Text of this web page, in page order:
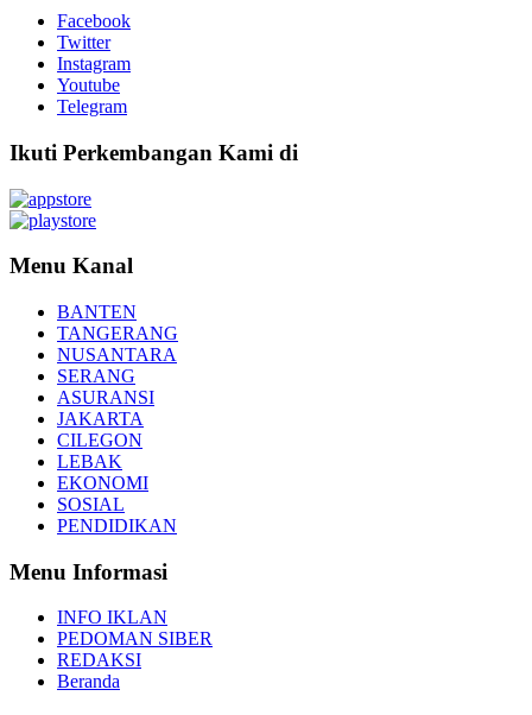
Facebook
Twitter
Instagram
Youtube
Telegram
Ikuti Perkembangan Kami di
Menu Kanal
BANTEN
TANGERANG
NUSANTARA
SERANG
ASURANSI
JAKARTA
CILEGON
LEBAK
EKONOMI
SOSIAL
PENDIDIKAN
Menu Informasi
INFO IKLAN
PEDOMAN SIBER
REDAKSI
Beranda